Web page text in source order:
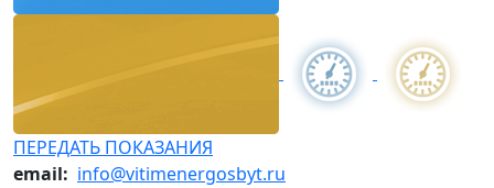
ПЕРЕДАТЬ ПОКАЗАНИЯ
email: info@vitimenergosbyt.ru